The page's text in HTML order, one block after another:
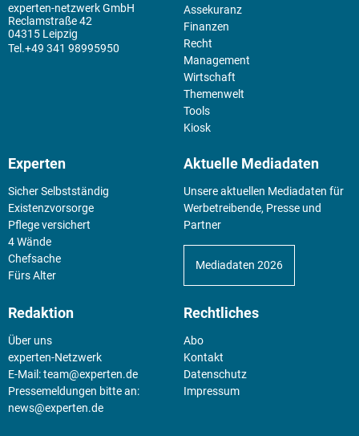
experten-netzwerk GmbH
Reclamstraße 42
04315 Leipzig
+49 341 98995950
Assekuranz
Finanzen
Recht
Management
Wirtschaft
Themenwelt
Tools
Kiosk
Experten
Sicher Selbstständig
Existenz­vorsorge
Pflege versichert
4 Wände
Chefsache
Fürs Alter
Aktuelle Mediadaten
Unsere aktuellen Mediadaten für
Werbetreibende, Presse und
Partner
Mediadaten 2026
Redaktion
Über uns
experten-Netzwerk
E-Mail:team@experten.de
Pressemeldungen bitte an:
news@experten.de
Rechtliches
Abo
Kontakt
Datenschutz
Impressum